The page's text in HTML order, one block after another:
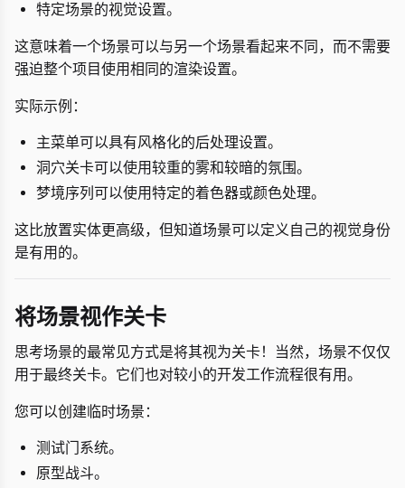
特定场景的视觉设置。
这意味着一个场景可以与另一个场景看起来不同，而不需要
强迫整个项目使用相同的渲染设置。
实际示例：
主菜单可以具有风格化的后处理设置。
洞穴关卡可以使用较重的雾和较暗的氛围。
梦境序列可以使用特定的着色器或颜色处理。
这比放置实体更高级，但知道场景可以定义自己的视觉身份
是有用的。
将场景视作关卡
思考场景的最常见方式是将其视为关卡！当然，场景不仅仅
用于最终关卡。它们也对较小的开发工作流程很有用。
您可以创建临时场景：
测试门系统。
原型战斗。